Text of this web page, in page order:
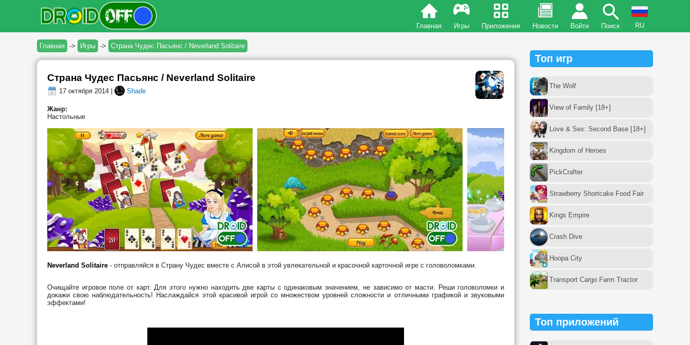
Главная Игры Приложения Новости Войти Поиск RU
Главная -> Игры -> Страна Чудес Пасьянс / Neverland Solitaire
Страна Чудес Пасьянс / Neverland Solitaire
17 октября 2014 | Shade
Жанр:
Настольные
Neverland Solitaire - отправляйся в Страну Чудес вместе с Алисой в этой увлекательной и красочной карточной игре с головоломками.
Очищайте игровое поле от карт. Для этого нужно находить две карты с одинаковым значением, не зависимо от масти. Реши головоломки и
докажи свою наблюдательность! Наслаждайся этой красивой игрой со множеством уровней сложности и отличными графикой и звуковыми
эффектами!
Топ игр
The Wolf
View of Family [18+]
Love & Sex: Second Base [18+]
Kingdom of Heroes
PickCrafter
Strawberry Shortcake Food Fair
Kings Empire
Crash Dive
Hoopa City
Transport Cargo Farm Tractor
Топ приложений